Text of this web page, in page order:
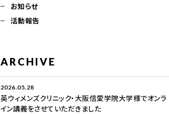
お知らせ
活動報告
ARCHIVE
2026.05.28
英ウィメンズクリニック・大阪信愛学院大学様でオンラ
イン講義をさせていただきました